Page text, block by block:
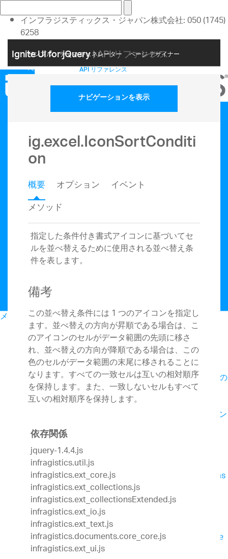
インフラジスティックス・ジャパン株式会社: 050 (1745)
6258
アカウント
メニュー
マイ アカウント
開発
おすすめパッケージ
Infragistics Ultimate¥242,000
(税込み) Web、モバイル、デスクトップアプリ構築の
ためのUX / UIツールキット完全版
Ignite UI¥220,000
Webアプリを構築するためのUIコンポーネン
ト完全版ライブラリ
Web向け
App Builder
CoreASP.NET MVC
ComponentsUltimate UI for ASP.NET Web Forms
デスクトップ向け
Ultimate UI for Windows FormsUltimate UI for
WPF
クロスプラットフォーム向け
Ultimate UI for UnoUltimate UI for UWP Ultimate
UI for WinUIUltimate UI for Xamarin
Ignite UI for jQuery| API リファレンス
サンプル テーマ ジェネレーター ページ デザイナー
ヘルプ トピック API リファレンス
ナビゲーションを表示
ig.excel.IconSortConditi
on
概要 オプション
イベント
メソッド
指定した条件付き書式アイコンに基づいてセ
ルを並べ替えるために使用される並べ替え条
件を表します。
備考
この並べ替え条件には 1 つのアイコンを指定し
ます。並べ替えの方向が昇順である場合は、こ
のアイコンのセルがデータ範囲の先頭に移さ
れ、並べ替えの方向が降順である場合は、この
色のセルがデータ範囲の末尾に移されることに
なります。すべての一致セルは互いの相対順序
を保持します。また、一致しないセルもすべて
互いの相対順序を保持します。
依存関係
jquery-1.4.4.js
infragistics.util.js
infragistics.ext_core.js
infragistics.ext_collections.js
infragistics.ext_collectionsExtended.js
infragistics.ext_io.js
infragistics.ext_text.js
infragistics.documents.core_core.js
infragistics.ext_ui.js